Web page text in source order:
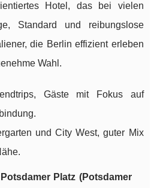
Hotel, das bei vielen
Standard und reibungslose
die Berlin effizient erleben
Wahl.
Gäste mit Fokus auf
und City West, guter Mix
Platz (Potsdamer